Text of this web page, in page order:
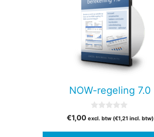
NOW-regeling 7.0
v
€1,00 excl. btw (€1,21 incl. btw)